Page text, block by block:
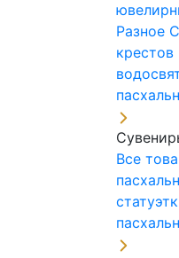
Разное
крестов
Все